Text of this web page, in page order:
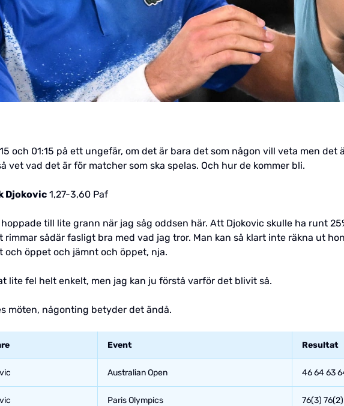
och 01:15 på ett ungefär, om det är bara det som någon vill veta men det
vet vad det är för matcher som ska spelas. Och hur de kommer bli.
Djokovic 1,27-3,60 Paf
till lite grann när jag såg oddsen här. Att Djokovic skulle ha runt
sådär fasligt bra med vad jag tror. Man kan så klart inte räkna ut
och öppet och jämnt och öppet, nja.
lite fel helt enkelt, men jag kan ju förstå varför det blivit så.
möten, någonting betyder det ändå.
Event Resultat
Australian Open 46 64 63
Paris Olympics 76(3) 76(2)